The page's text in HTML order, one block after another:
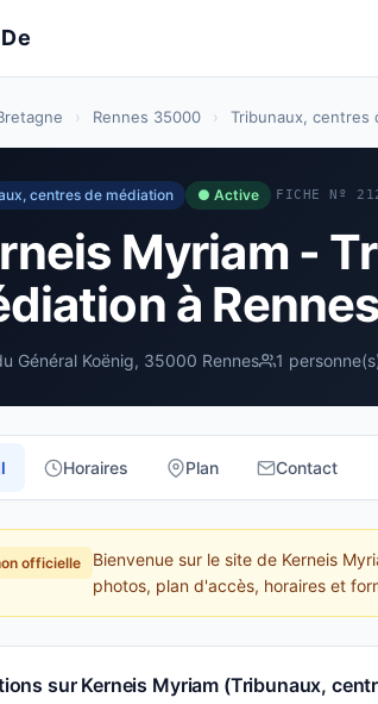
› Rennes 35000 › Tribunaux, centres
centres de médiation ● Active FICHE Nº
Myriam -
à Rennes
Général Koënig, 35000 Rennes 1
Horaires Plan Contact
officielle
Bienvenue sur le site de Kerneis
photos, plan d'accès, horaires et
sur Kerneis Myriam (Tribunaux,